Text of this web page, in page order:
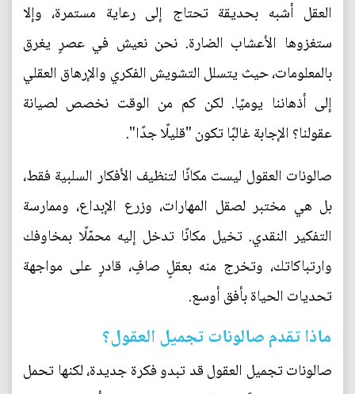
العقل أشبه بحديقة تحتاج إلى رعاية مستمرة، وإلا
ستغزوها الأعشاب الضارة. نحن نعيش في عصرٍ يغرق
بالمعلومات، حيث يتسلل التشويش الفكري والإرهاق العقلي
إلى أذهاننا يوميًا. لكن كم من الوقت نخصص لصيانة
عقولنا؟ الإجابة غالبًا تكون "قليلًا جدًا".
صالونات العقول ليست مكانًا لتنظيف الأفكار السلبية فقط،
بل هي مختبر لصقل المهارات، وزرع الإبداع، وممارسة
التفكير النقدي. تخيل مكانًا تدخل إليه محمّلًا بمخاوفك
وارتباكاتك، وتخرج منه بعقلٍ صافٍ، قادرٍ على مواجهة
تحديات الحياة بأفق أوسع.
ماذا تقدم صالونات تجميل العقول؟
صالونات تجميل العقول قد تبدو فكرة جديدة، لكنها تحمل